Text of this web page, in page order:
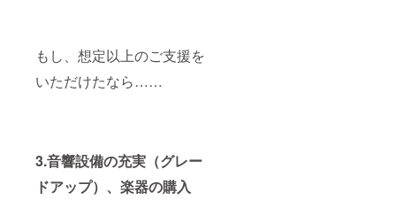
もし、想定以上のご支援を
いただけたなら……
3.音響設備の充実（グレー
ドアップ）、楽器の購入